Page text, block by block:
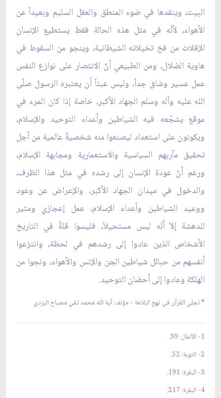
البيت، وينقدها في ضوء المنطق والعقل السليم وبعيداً عن
الأهواء، لأنّه في مثل هذه الحالة فقط يستطيع الإنسان
الإفلات من فخ تخيلاته الشيطانية، وينجو من السقوط في
هاوية الضلال، ومن الطبيعي أنّ الانتصار على نوازع النفس
عمل عسير وشاق جداً، وليس عبثاً أن يعتبره الرسول صلّى
الله عليه وآله وسلم الجهاد الأكبر، خاصة إذا كان المرء في
موقع يشجّعه فيه الشياطين وأعداء التوحيد والإسلام،
ويكونون على استعداد ليصنعوا منه شخصيةً عالمية من أجل
تحقيق مآربهم السياسية والاستعمارية ومجابهة الإسلام،
ورغم أنّ عودة الإنسان إلى رشده في مثل هذا الظرف،
والدخول في ميدان الجهاد الأكبر، والإعراض عن وعود
ووعيد الشياطين وأعداء الإسلام، عمل إعجازي ومثير
للدهشة إلاّ أنّه ليس مستحيلاً، فليسوا قلةً في التاريخ
الأشخاص الذين عادوا إلى رشدهم في لحظة، وانتزعوا
أنفسهم من حبائل شياطين الجن والإنس والأهواء، ونجوا من
الهلكة وعادوا إلى أحضان التوحيد.
* تجلي القرآن في نهج البلاغة - مؤلف: آية الله محمد تقي مصباح اليزدي
1- الأنفال: 39.
2- التوبة: 52.
3- البقرة: 191.
4- البقرة: 217.